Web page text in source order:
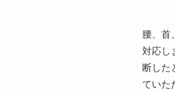
腰、首
対応
断した
ていた